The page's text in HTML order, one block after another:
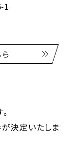
1
決定いたしま